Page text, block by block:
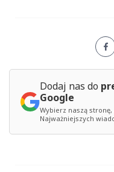
Dodaj nas do
Google
Wybierz naszą
Najważniejszych